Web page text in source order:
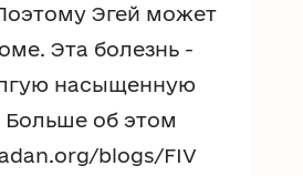
Эгей может
Эта болезнь -
насыщенную
Больше об этом
blogs/FIV